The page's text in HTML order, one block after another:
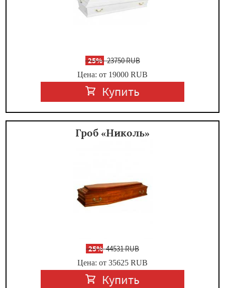
-25%23750 RUB
Цена: от 19000 RUB
Купить
Гроб «Николь»
-25%44531 RUB
Цена: от 35625 RUB
Купить